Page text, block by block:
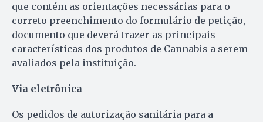
que contém as orientações necessárias para o
correto preenchimento do formulário de petição,
documento que deverá trazer as principais
características dos produtos de Cannabis a serem
avaliados pela instituição.
Via eletrônica
Os pedidos de autorização sanitária para a